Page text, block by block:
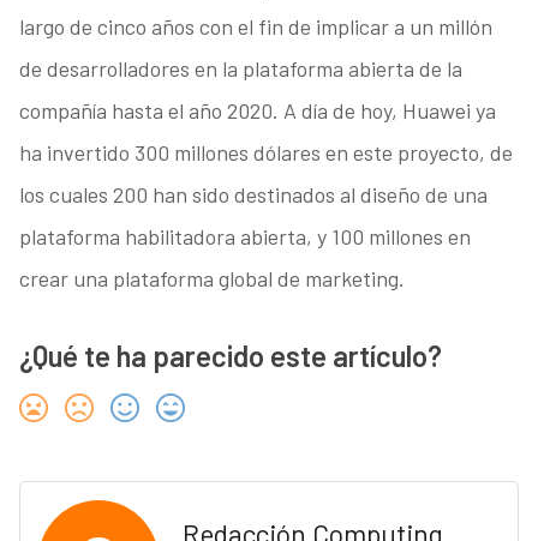
largo de cinco años con el fin de implicar a un millón
de desarrolladores en la plataforma abierta de la
compañía hasta el año 2020. A día de hoy, Huawei ya
ha invertido 300 millones dólares en este proyecto, de
los cuales 200 han sido destinados al diseño de una
plataforma habilitadora abierta, y 100 millones en
crear una plataforma global de marketing.
¿Qué te ha parecido este artículo?